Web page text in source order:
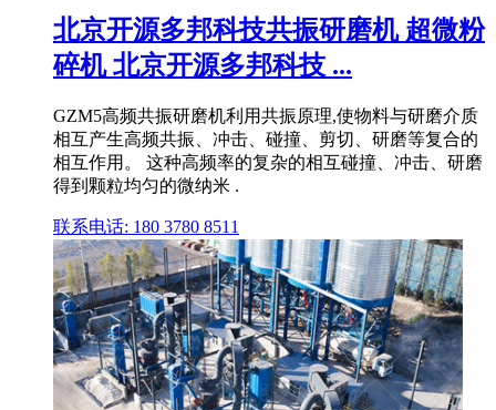
北京开源多邦科技共振研磨机 超微粉
碎机 北京开源多邦科技 ...
GZM5高频共振研磨机利用共振原理,使物料与研磨介质
相互产生高频共振、冲击、碰撞、剪切、研磨等复合的
相互作用。 这种高频率的复杂的相互碰撞、冲击、研磨
得到颗粒均匀的微纳米 .
联系电话: 180 3780 8511